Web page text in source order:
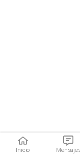
Inicio